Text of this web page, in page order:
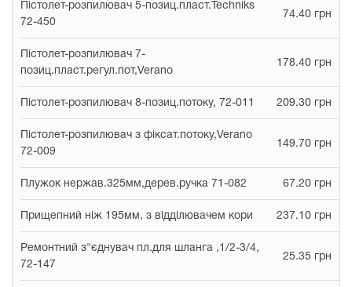
Пістолет-розпилювач 5-позиц.пласт.Techniks
72-450
74.40 грн
Пістолет-розпилювач 7-
позиц.пласт.регул.пот,Verano
178.40 грн
Пістолет-розпилювач 8-позиц.потоку, 72-011 209.30 грн
Пістолет-розпилювач з фіксат.потоку,Verano
72-009
149.70 грн
Плужок нержав.325мм,дерев.ручка 71-082 67.20 грн
Прищепний ніж 195мм, з відділювачем кори 237.10 грн
Ремонтний з"єднувач пл.для шланга ,1/2-3/4,
72-147
25.35 грн